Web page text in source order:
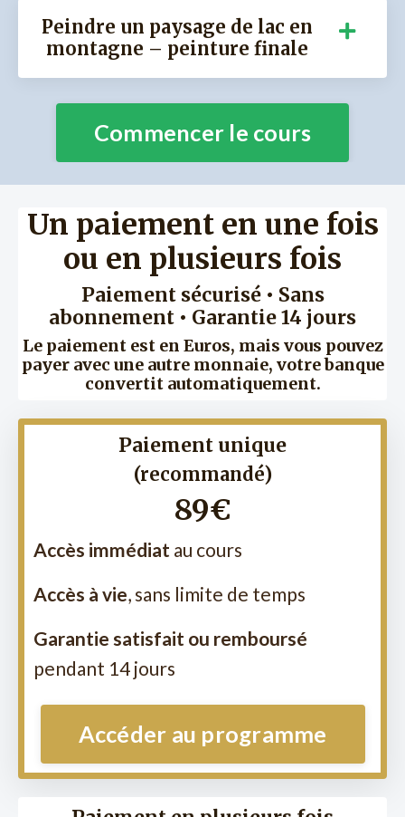
Peindre un paysage de lac en
montagne – peinture finale
Commencer le cours
Un paiement en une fois
ou en plusieurs fois
Paiement sécurisé • Sans
abonnement • Garantie 14 jours
Le paiement est en Euros, mais vous pouvez
payer avec une autre monnaie, votre banque
convertit automatiquement.
Paiement unique
(recommandé)
89€
Accès immédiat au cours
Accès à vie, sans limite de temps
Garantie satisfait ou remboursé
pendant 14 jours
Accéder au programme